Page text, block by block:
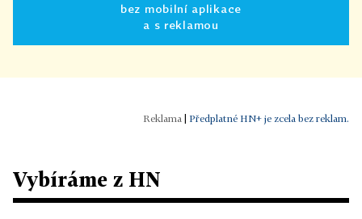
bez mobilní aplikace
a s reklamou
Předplatné HN+ je zcela bez reklam.
Vybíráme z HN